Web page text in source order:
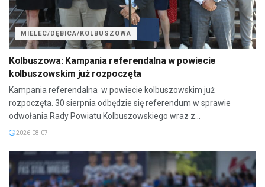
MIELEC/DĘBICA/KOLBUSZOWA
Kolbuszowa: Kampania referendalna w powiecie
kolbuszowskim już rozpoczęta
Kampania referendalna w powiecie kolbuszowskim już
rozpoczęta. 30 sierpnia odbędzie się referendum w sprawie
odwołania Rady Powiatu Kolbuszowskiego wraz z...
2026-08-07